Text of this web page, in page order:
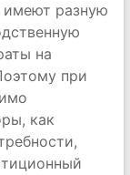
имеют разную
на
при
как